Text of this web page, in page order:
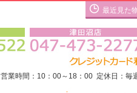
最近見た
営業時間：10：00～18：00 定休日：毎